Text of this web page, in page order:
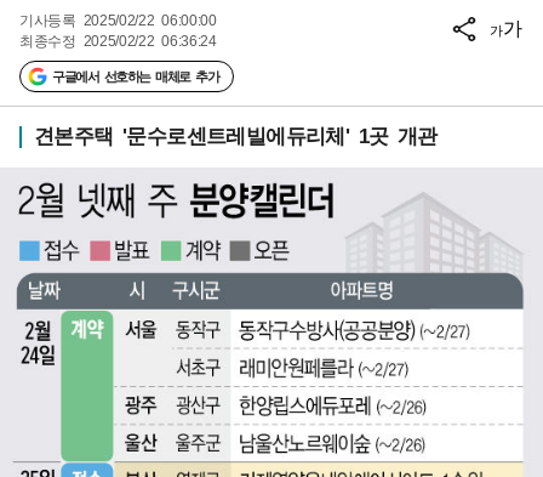
기사등록 2025/02/22 06:00:00
최종수정 2025/02/22 06:36:24
구글에서 선호하는 매체로 추가
가가
견본주택 '문수로센트레빌에듀리체' 1곳 개관